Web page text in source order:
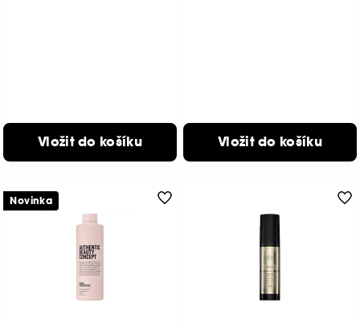
Vložit do košíku Vložit do košíku
Novinka